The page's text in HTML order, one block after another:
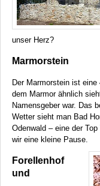
unser Herz?
Marmorstein
Der Marmorstein ist
dem Marmor ähnlich
Namensgeber war. Das
Wetter sieht man Bad
Odenwald – eine der
wir eine kleine Pause.
Forellenhof
und